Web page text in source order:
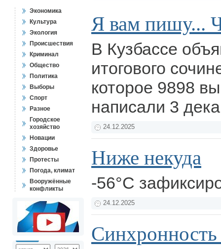
Экономика
Культура
Экология
Происшествия
Криминал
Общество
Политика
Выборы
Спорт
Разное
Городское
хозяйство
Новации
Здоровье
Протесты
Погода, климат
Вооружённые
конфликты
Я вам пишу...
В Кузбассе
итогового
которое 9898
написали 3
24.12.2025
Ниже некуда
-56°C
24.12.2025